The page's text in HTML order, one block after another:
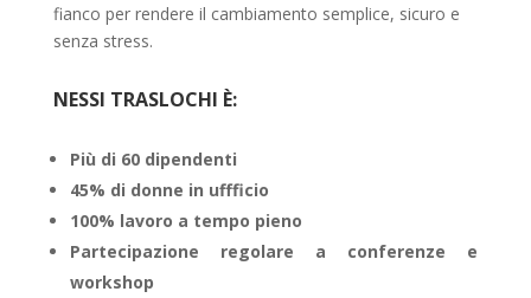
fianco per rendere il cambiamento semplice, sicuro e
senza stress.
NESSI TRASLOCHI È:
Più di 60 dipendenti
45% di donne in uffficio
100% lavoro a tempo pieno
Partecipazione regolare a conferenze e
workshop